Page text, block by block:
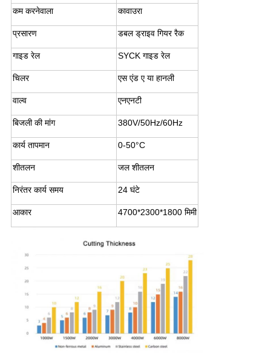
कम करनेवाला कावाउरा
प्रसारण डबल ड्राइव गियर रैक
गाइड रेल SYCK गाइड रेल
चिलर एस एंड ए या हानली
वाल्व एनएनटी
बिजली की मांग 380V/50Hz/60Hz
कार्य तापमान 0-50°C
शीतलन जल शीतलन
निरंतर कार्य समय 24 घंटे
आकार 4700*2300*1800 मिमी